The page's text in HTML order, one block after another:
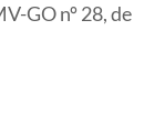
GO nº 28, de